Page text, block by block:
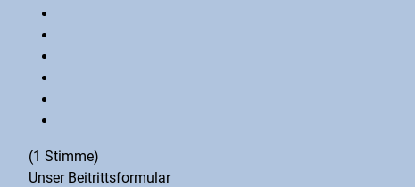
(1 Stimme)
Unser Beitrittsformular